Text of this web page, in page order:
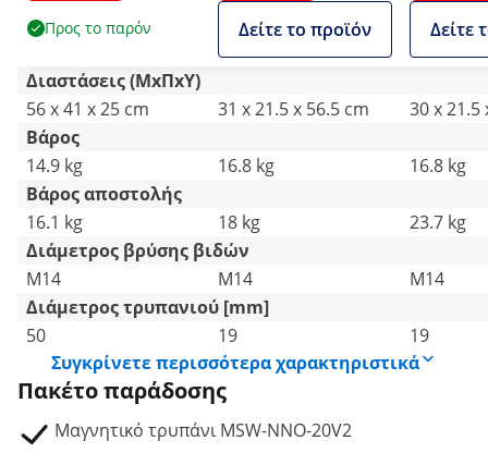
τρυπήματος 13/50
mm
Προς το παρόν Δείτε το προϊόν
19 mm
Δείτε
Διαστάσεις (ΜxΠxΥ)
56 x 41 x 25 cm
31 x 21.5 x 56.5 cm
30 x 21.5
Βάρος
14.9 kg
16.8 kg
16.8 kg
Βάρος αποστολής
16.1 kg
18 kg
23.7 kg
Διάμετρος βρύσης βιδών
M14
Μ14
Μ14
Διάμετρος τρυπανιού [mm]
50
19
19
Συγκρίνετε περισσότερα χαρακτηριστικά
Πακέτο παράδοσης
Μαγνητικό τρυπάνι MSW-NNO-20V2